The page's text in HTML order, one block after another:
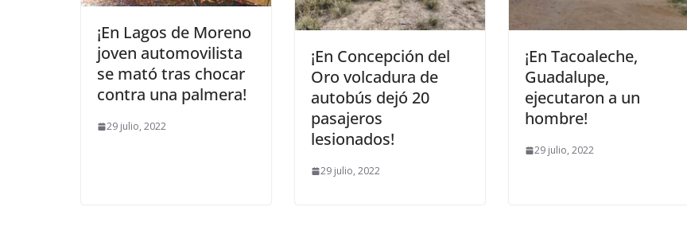
¡En Lagos de Moreno
joven automovilista
se mató tras chocar
contra una palmera!
29 julio, 2022
¡En Concepción del
Oro volcadura de
autobús dejó 20
pasajeros
lesionados!
29 julio, 2022
¡En Tacoaleche,
Guadalupe,
ejecutaron a un
hombre!
29 julio, 2022